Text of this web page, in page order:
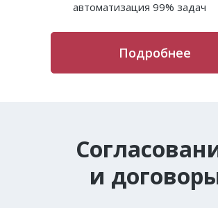
Подробнее
автоматизация 99% задач
с
и